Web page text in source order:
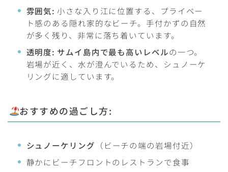
雰囲気: 小さな入り江に位置する、プライベー
ト感のある隠れ家的なビーチ。手付かずの自然
が多く残り、非常に落ち着いています。
透明度: サムイ島内で最も高いレベルの一つ。
岩場が近く、水が澄んでいるため、シュノーケ
リングに適しています。
おすすめの過ごし方:
シュノーケリング （ビーチの端の岩場付近）
静かにビーチフロントのレストランで食事